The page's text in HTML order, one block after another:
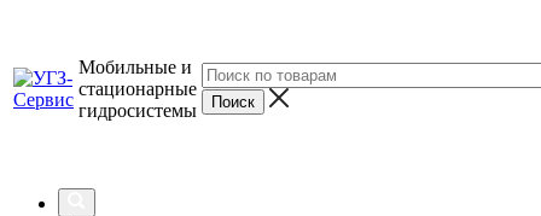
Мобильные и
стационарные
гидросистемы